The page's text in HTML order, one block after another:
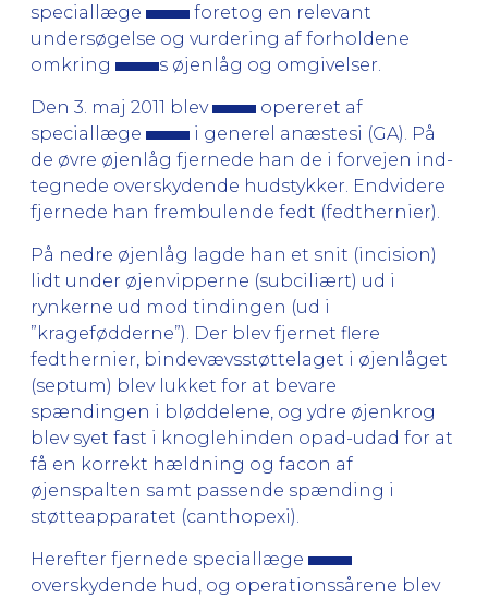
speciallæge
foretog en relevant
undersøgelse og vurdering af forholdene
omkring
s øjenlåg og omgivelser.
Den 3. maj 2011 blev
opereret af
speciallæge
i generel anæstesi (GA). På
de øvre øjenlåg fjernede han de i forvejen ind­
tegnede overskydende hudstykker. Endvidere
fjernede han frembulende fedt (fedther­nier).
På nedre øjenlåg lagde han et snit (incision)
lidt under øjenvipperne (subciliært) ud i
rynkerne ud mod tin­dingen (ud i
”kragefødderne”). Der blev fjernet flere
fedthernier, bindevævsstøttelaget i øjenlåget
(septum) blev lukket for at bevare
spændingen i bløddelene, og ydre øjenkrog
blev syet fast i knoglehinden opad-udad for at
få en korrekt hældning og facon af
øjenspalten samt passende spænding i
støtte­apparatet (canthopexi).
Herefter fjernede speciallæge
overskydende hud, og operationssårene blev